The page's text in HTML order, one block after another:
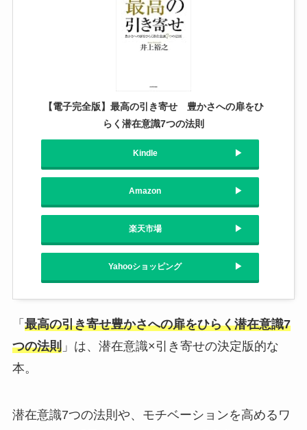
【電子完全版】最高の引き寄せ 豊かさへの扉をひ
らく潜在意識7つの法則
Kindle
Amazon
楽天市場
Yahooショッピング
「 最高の引き寄せ豊かさへの扉をひらく潜在意識7
つの法則」は、潜在意識×引き寄せの決定版的な
本。
潜在意識7つの法則や、モチベーションを高めるワ